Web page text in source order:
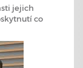
jejich
co